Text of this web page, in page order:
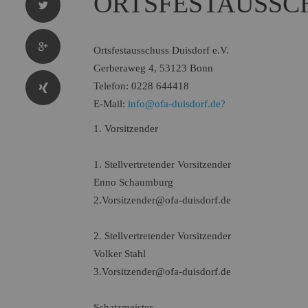
Ortsfestausschuss Duisdorf e.V.
Gerberaweg 4, 53123 Bonn
Telefon: 0228 644418
E-Mail:info@ofa-duisdorf.de?
1. Vorsitzender
1. Stellvertretender Vorsitzender
Enno Schaumburg
2.Vorsitzender@ofa-duisdorf.de
2. Stellvertretender Vorsitzender
Volker Stahl
3.Vorsitzender@ofa-duisdorf.de